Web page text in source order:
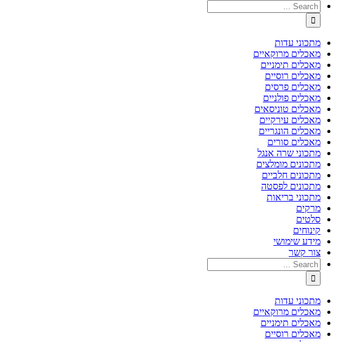
מתכוני עדות
מאכלים מרוקאיים
מאכלים תימניים
מאכלים רוסיים
מאכלים פרסים
מאכלים פולניים
מאכלים טוניסאים
מאכלים עירקיים
מאכלים הונגריים
מאכלים סורים
מתכוני שרה אנגל
מתכונים מומלצים
מתכונים חלביים
מתכונים לפסטה
מתכוני בריאות
מרקים
סלטים
קינוחים
מידע שימושי
צור קשר
מתכוני עדות
מאכלים מרוקאיים
מאכלים תימניים
מאכלים רוסיים